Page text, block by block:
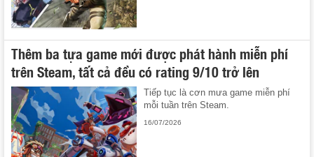
Thêm ba tựa game mới được phát hành miễn phí
trên Steam, tất cả đều có rating 9/10 trở lên
Tiếp tục là cơn mưa game miễn phí
mỗi tuần trên Steam.
16/07/2026